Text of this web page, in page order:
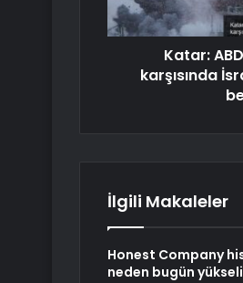
Katar:
karşısında
İlgili Makaleler
Honest Company
neden bugün